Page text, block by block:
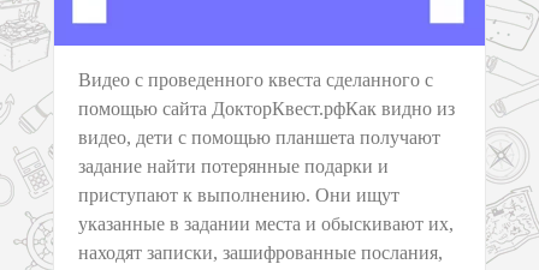
Видео с проведенного квеста сделанного с
помощью сайта ДокторКвест.рфКак видно из
видео, дети с помощью планшета получают
задание найти потерянные подарки и
приступают к выполнению. Они ищут
указанные в задании места и обыскивают их,
находят записки, зашифрованные послания,